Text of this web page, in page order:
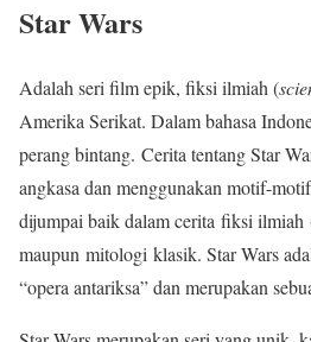
Star Wars
Adalah seri film epik, fiksi ilmiah (
Amerika Serikat. Dalam bahasa
perang bintang. Cerita tentang Star
angkasa dan menggunakan motif-
dijumpai baik dalam cerita fiksi ilmiah
maupun mitologi klasik. Star Wars
“opera antariksa” dan merupakan